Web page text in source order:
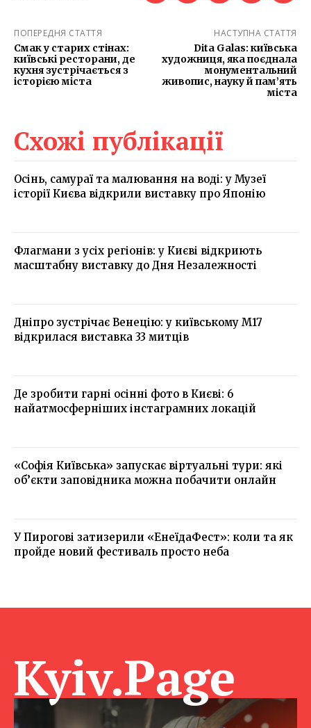
ПОПЕРЕДНЯ СТАТТЯ
Смак у старих стінах:
київські ресторани, де
кухня зустрічається з
історією міста
НАСТУПНА СТАТТЯ
Dita Galas: київська
художниця, яка поєднала
монументальний
живопис, науку й пам’ять
міста
Схожі публікації
Осінь, самураї та малювання на воді: у Музеї
історії Києва відкрили виставку про Японію
Флагмани з усіх регіонів: у Києві відкриють
масштабну виставку до Дня Незалежності
Дніпро зустрічає Венецію: у київському М17
відкрилася виставка 33 митців
Де зробити гарні осінні фото в Києві: 6
найатмосферніших інстаграмних локацій
«Софія Київська» запускає віртуальні тури: які
об’єкти заповідника можна побачити онлайн
У Пирогові затизерили «ЕнеїдаФест»: коли та як
пройде новий фестиваль просто неба
Kyiv.Page